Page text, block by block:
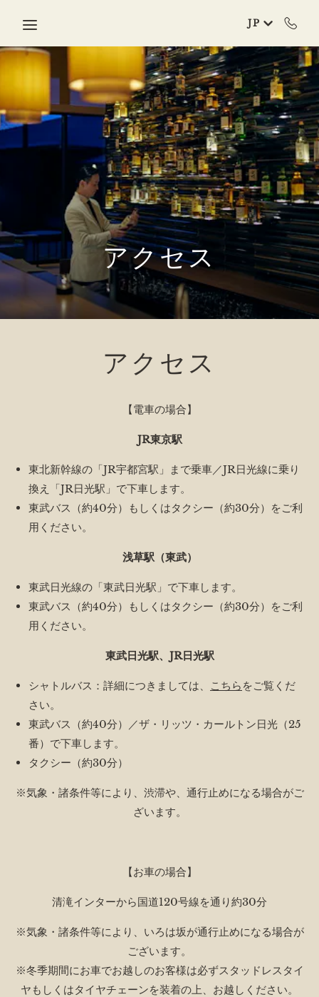
JP
アクセス
アクセス
【電車の場合】
JR東京駅
東北新幹線の「JR宇都宮駅」まで乗車／JR日光線に乗り
換え「JR日光駅」で下車します。
東武バス（約40分）もしくはタクシー（約30分）をご利
用ください。
浅草駅（東武）
東武日光線の「東武日光駅」で下車します。
東武バス（約40分）もしくはタクシー（約30分）をご利
用ください。
東武日光駅、JR日光駅
シャトルバス：詳細につきましては、 こちら をご覧くだ
さい。
東武バス（約40分）／ザ・リッツ・カールトン日光（25
番）で下車します。
タクシー（約30分）
※気象・諸条件等により、渋滞や、通行止めになる場合がご
ざいます。
【お車の場合】
清滝インターから国道120号線を通り約30分
※気象・諸条件等により、いろは坂が通行止めになる場合が
ございます。
※冬季期間にお車でお越しのお客様は必ずスタッドレスタイ
ヤもしくはタイヤチェーンを装着の上、お越しください。